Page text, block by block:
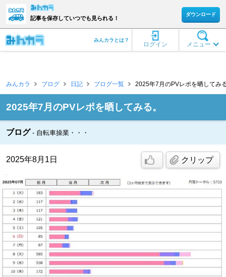
記事を保存していつでも見られる！
ダウンロード
メニュー
ログイン
みんカラとは？
みんカラ ブログ 日記 ブログ一覧 2025年7月のPVレポを晒してみ
2025年7月のPVレポを晒してみる。
ブログ 自転車操業・・・
2025年8月1日 クリップ